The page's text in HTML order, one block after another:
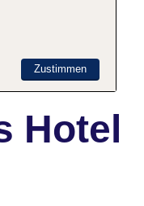
Hotel
Zustimmen